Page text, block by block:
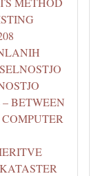
BETWEEN